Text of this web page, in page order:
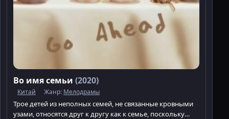
Во имя семьи (2020)
Китай Жанр: Мелодрамы
Трое детей из неполных семей, не связанные кровными
узами, относятся друг к другу как к семье, поскольку